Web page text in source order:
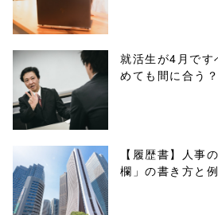
line10
/1040387"
onclick="windo
w.open(this.hre
f, 'Gwindow',
'width=550,
就活生が4月で
めても間に合う
【履歴書】人事
欄」の書き方と